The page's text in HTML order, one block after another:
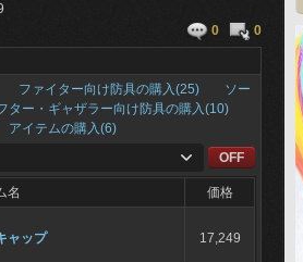
0
0
ファイター向け防具の購入(25)
ソー
ター・ギャザラー向け防具の購入(10)
アイテムの購入(6)
OFF
名 価格
ャップ 17,249